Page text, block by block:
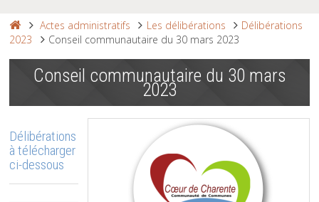
Actes administratifs Les délibérations
Délibérations
2023
Conseil communautaire du 30 mars 2023
Conseil communautaire du 30 mars
2023
Délibérations
à télécharger
ci-dessous